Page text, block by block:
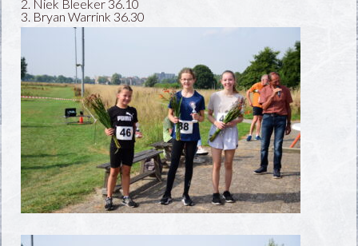
2. Niek Bleeker 36.10
3. Bryan Warrink 36.30